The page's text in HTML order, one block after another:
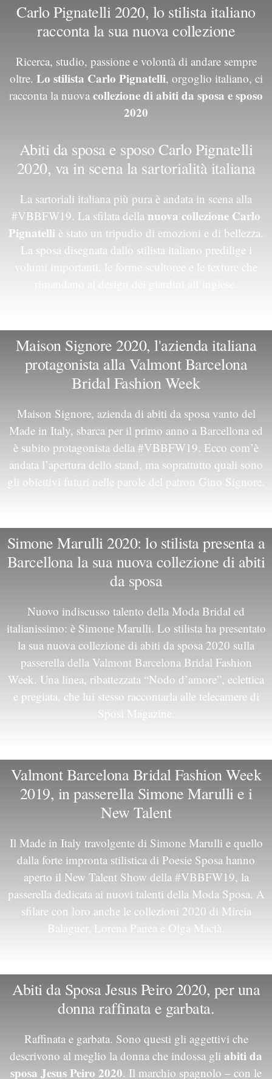
Carlo Pignatelli 2020, lo stilista italiano
racconta la sua nuova collezione
Ricerca, studio, passione e volontà di andare sempre
oltre. Lo stilista Carlo Pignatelli, orgoglio italiano, ci
racconta la nuova collezione di abiti da sposa e sposo
2020
Abiti da sposa e sposo Carlo Pignatelli
2020, va in scena la sartorialità italiana
La sartoriali italiana più pura è andata in scena alla
#VBBFW19. La sfilata della nuova collezione Carlo
Pignatelli è stato un tripudio di emozioni e di bellezza.
La sposa disegnata dallo stilista italiano predilige i
volumi importanti, le forme scultoree e le texture che
Maison Signore 2020, l'azienda italiana
protagonista alla Valmont Barcelona
Bridal Fashion Week
Maison Signore, azienda di abiti da sposa vanto del
Made in Italy, sbarca per il primo anno a Barcellona ed
è subito protagonista della #VBBFW19. Ecco com’è
andata l’apertura dello stand, ma soprattutto quali sono
gli obiettivi futuri nelle parole del patron Gino Signore.
Simone Marulli 2020: lo stilista presenta a
Barcellona la sua nuova collezione di abiti
da sposa
Nuovo indiscusso talento della Moda Bridal ed
italianissimo: è Simone Marulli. Lo stilista ha presentato
la sua nuova collezione di abiti da sposa 2020 sulla
passerella della Valmont Barcelona Bridal Fashion
Week. Una linea, ribattezzata “Nodo d’amore”, eclettica
e pregiata, che lui stesso raccontarla alle telecamere di
Sposi Magazine.
Valmont Barcelona Bridal Fashion Week
2019, in passerella Simone Marulli e i
New Talent
Il Made in Italy travolgente di Simone Marulli e quello
dalla forte impronta stilistica di Poesie Sposa hanno
aperto il New Talent Show della #VBBFW19, la
passerella dedicata ai nuovi talenti della Moda Sposa. A
sfilare con loro anche le collezioni 2020 di Mireia
Balaguer, Lorena Panea e Olga Macià.
Abiti da Sposa Jesus Peiro 2020, per una
donna raffinata e garbata.
Raffinata e garbata. Sono questi gli aggettivi che
descrivono al meglio la donna che indossa gli abiti da
sposa Jesus Peiro 2020. Il marchio spagnolo – con le